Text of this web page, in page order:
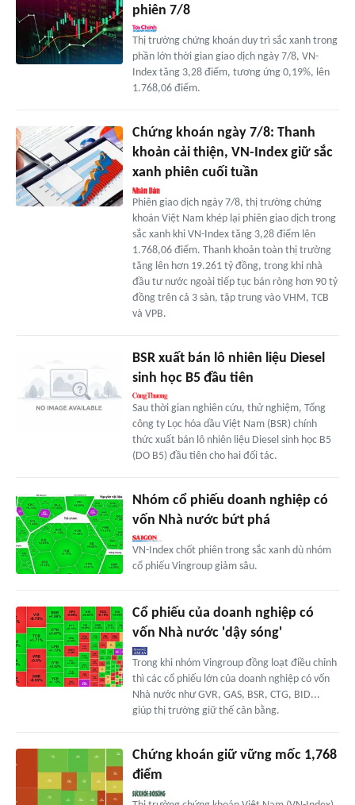
phiên 7/8
Thị trường chứng khoán duy trì sắc xanh trong
phần lớn thời gian giao dịch ngày 7/8, VN-
Index tăng 3,28 điểm, tương ứng 0,19%, lên
1.768,06 điểm.
Chứng khoán ngày 7/8: Thanh
khoản cải thiện, VN-Index giữ sắc
xanh phiên cuối tuần
Phiên giao dịch ngày 7/8, thị trường chứng
khoán Việt Nam khép lại phiên giao dịch trong
sắc xanh khi VN-Index tăng 3,28 điểm lên
1.768,06 điểm. Thanh khoản toàn thị trường
tăng lên hơn 19.261 tỷ đồng, trong khi nhà
đầu tư nước ngoài tiếp tục bán ròng hơn 90 tỷ
đồng trên cả 3 sàn, tập trung vào VHM, TCB
và VPB.
BSR xuất bán lô nhiên liệu Diesel
sinh học B5 đầu tiên
Sau thời gian nghiên cứu, thử nghiệm, Tổng
công ty Lọc hóa dầu Việt Nam (BSR) chính
thức xuất bán lô nhiên liệu Diesel sinh học B5
(DO B5) đầu tiên cho hai đối tác.
Nhóm cổ phiếu doanh nghiệp có
vốn Nhà nước bứt phá
VN-Index chốt phiên trong sắc xanh dù nhóm
cổ phiếu Vingroup giảm sâu.
Cổ phiếu của doanh nghiệp có
vốn Nhà nước 'dậy sóng'
Trong khi nhóm Vingroup đồng loạt điều chỉnh
thì các cổ phiếu lớn của doanh nghiệp có vốn
Nhà nước như GVR, GAS, BSR, CTG, BID...
giúp thị trường giữ thế cân bằng.
Chứng khoán giữ vững mốc 1,768
điểm